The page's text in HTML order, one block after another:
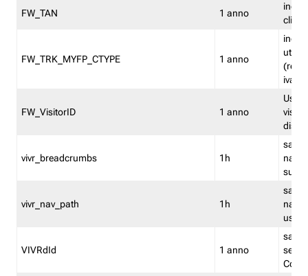
FW_TAN 1 anno
FW_TRK_MYFP_CTYPE 1 anno
iva/
FW_VisitorID 1 anno
vivr_breadcrumbs 1h
salva
su
vivr_nav_path 1h
salva
VIVRdId 1 anno
salva
Convy